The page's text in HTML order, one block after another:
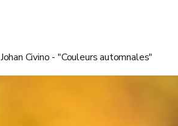
Johan Civino - "Couleurs automnales"